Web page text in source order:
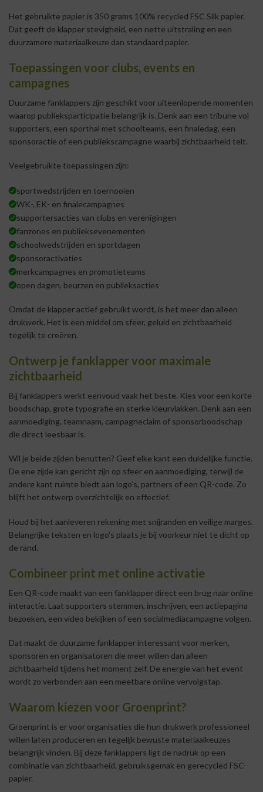
Het gebruikte papier is 350 grams 100% recycled FSC Silk papier.
Dat geeft de klapper stevigheid, een nette uitstraling en een
duurzamere materiaalkeuze dan standaard papier.
Toepassingen voor clubs, events en
campagnes
Duurzame fanklappers zijn geschikt voor uiteenlopende momenten
waarop publieksparticipatie belangrijk is. Denk aan een tribune vol
supporters, een sporthal met schoolteams, een finaledag, een
sponsoractie of een publiekscampagne waarbij zichtbaarheid telt.
Veelgebruikte toepassingen zijn:
sportwedstrijden en toernooien
WK-, EK- en finalecampagnes
supportersacties van clubs en verenigingen
fanzones en publieksevenementen
schoolwedstrijden en sportdagen
sponsoractivaties
merkcampagnes en promotieteams
open dagen, beurzen en publieksacties
Omdat de klapper actief gebruikt wordt, is het meer dan alleen
drukwerk. Het is een middel om sfeer, geluid en zichtbaarheid
tegelijk te creëren.
Ontwerp je fanklapper voor maximale
zichtbaarheid
Bij fanklappers werkt eenvoud vaak het beste. Kies voor een korte
boodschap, grote typografie en sterke kleurvlakken. Denk aan een
aanmoediging, teamnaam, campagneclaim of sponsorboodschap
die direct leesbaar is.
Wil je beide zijden benutten? Geef elke kant een duidelijke functie.
De ene zijde kan gericht zijn op sfeer en aanmoediging, terwijl de
andere kant ruimte biedt aan logo’s, partners of een QR-code. Zo
blijft het ontwerp overzichtelijk en effectief.
Houd bij het aanleveren rekening met snijranden en veilige marges.
Belangrijke teksten en logo’s plaats je bij voorkeur niet te dicht op
de rand.
Combineer print met online activatie
Een QR-code maakt van een fanklapper direct een brug naar online
interactie. Laat supporters stemmen, inschrijven, een actiepagina
bezoeken, een video bekijken of een socialmediacampagne volgen.
Dat maakt de duurzame fanklapper interessant voor merken,
sponsoren en organisatoren die meer willen dan alleen
zichtbaarheid tijdens het moment zelf. De energie van het event
wordt zo verbonden aan een meetbare online vervolgstap.
Waarom kiezen voor Groenprint?
Groenprint is er voor organisaties die hun drukwerk professioneel
willen laten produceren en tegelijk bewuste materiaalkeuzes
belangrijk vinden. Bij deze fanklappers ligt de nadruk op een
combinatie van zichtbaarheid, gebruiksgemak en gerecycled FSC-
papier.